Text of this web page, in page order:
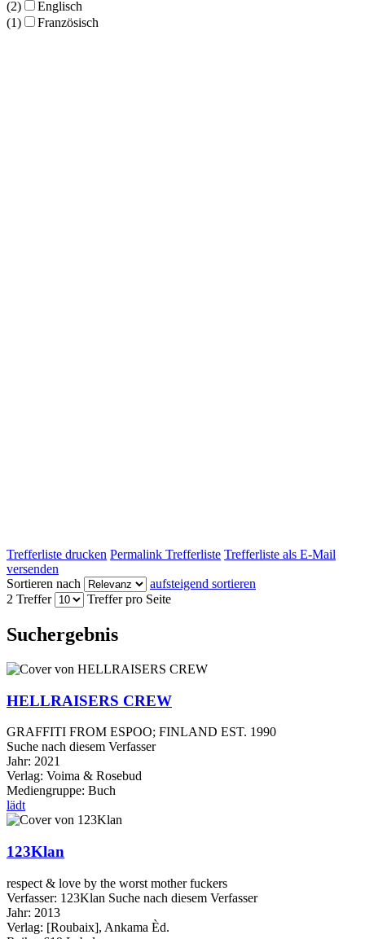
(2)
Englisch
(1)
Französisch
Trefferliste drucken Permalink Trefferliste Trefferliste als E-Mail
versenden
Sortieren nach
aufsteigend sortieren
2 Treffer
Treffer pro Seite
Suchergebnis
HELLRAISERS CREW
GRAFFITI FROM ESPOO; FINLAND EST. 1990
Suche nach diesem Verfasser
Jahr: 2021
Verlag: Voima & Rosebud
Mediengruppe: Buch
lädt
123Klan
respect & love by the worst mother fuckers
Verfasser: 123Klan Suche nach diesem Verfasser
Jahr: 2013
Verlag: [Roubaix], Ankama Èd.